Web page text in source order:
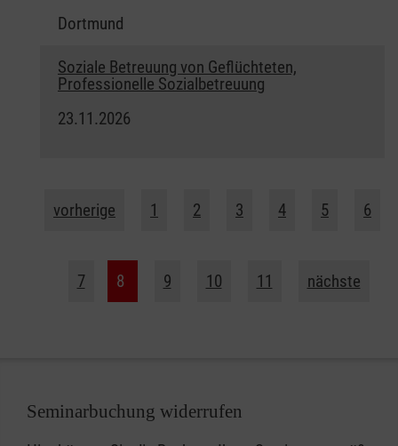
Dortmund
Soziale Betreuung von Geflüchteten,
Professionelle Sozialbetreuung
23.11.2026
vorherige 1 2 3 4 5 6
7 8 9 10 11 nächste
Seminarbuchung widerrufen